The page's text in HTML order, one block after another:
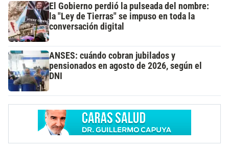
El Gobierno perdió la pulseada del nombre:
la "Ley de Tierras" se impuso en toda la
conversación digital
ANSES: cuándo cobran jubilados y
pensionados en agosto de 2026, según el
DNI